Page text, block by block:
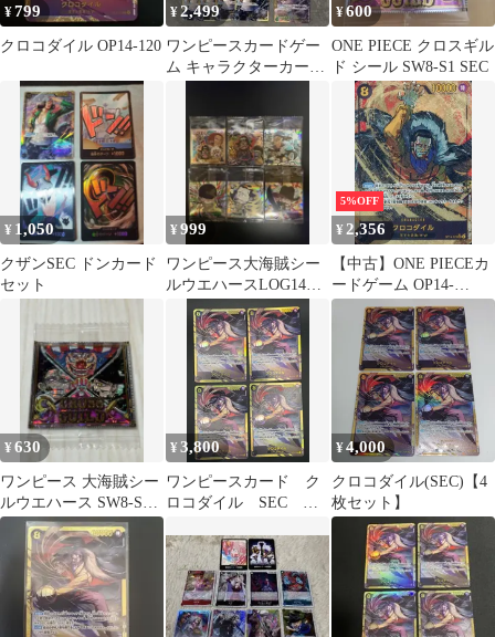
¥799
クロコダイル OP14-120
¥2,499
ワンピースカードゲー
ム キャラクターカード
¥600
ONE PIECE クロスギル
ド シール SW8-S1 SEC
¥ 1,050
クザンSEC ドンカード
セット
¥999
ワンピース大海賊シー
ルウエハースLOG14
SEC四皇 含む6枚セッ
5%OFF
¥ 2,356
【中古】ONE PIECEカ
ードゲーム OP14-
120[SEC]：(パラレル)
クロコダイル
¥630
ワンピース 大海賊シー
ルウエハース SW8-S1
クロスギルド SEC
¥3,800
ワンピースカード ク
ロコダイル SEC
¥4,000
クロコダイル(SEC)【4
枚セット】